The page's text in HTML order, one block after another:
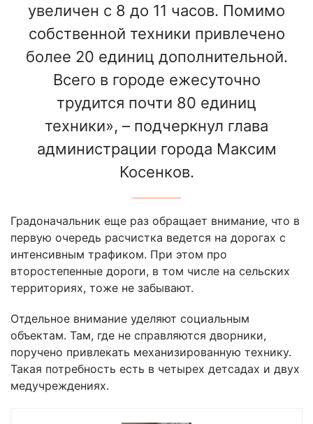
увеличен с 8 до 11 часов. Помимо
собственной техники привлечено
более 20 единиц дополнительной.
Всего в городе ежесуточно
трудится почти 80 единиц
техники», – подчеркнул глава
администрации города Максим
Косенков.
Градоначальник еще раз обращает внимание, что в
первую очередь расчистка ведется на дорогах с
интенсивным трафиком. При этом про
второстепенные дороги, в том числе на сельских
территориях, тоже не забывают.
Отдельное внимание уделяют социальным
объектам. Там, где не справляются дворники,
поручено привлекать механизированную технику.
Такая потребность есть в четырех детсадах и двух
медучреждениях.